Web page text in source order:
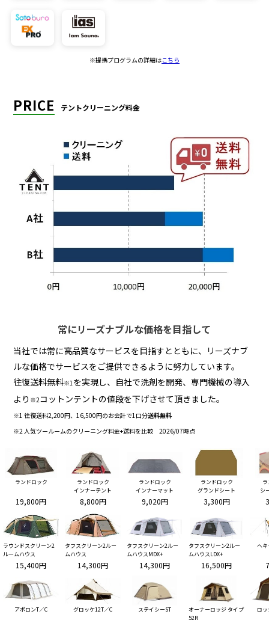
※提携プログラムの詳細はこちら
PRICE テントクリーニング料金
常にリーズナブルな価格を目指して
当社では常に高品質なサービスを目指すとともに、リーズナブ
ルな価格でサービスをご提供できるように努力しています。
往復送料無料※1を実現し、自社で洗剤を開発、専門機械の導入
より ※2コットンテントの値段を下げさせて頂きました。
※1 往復送料2,200円、16,500円のお会計で1口分送料無料
※2 人気ツールームのクリーニング料金+送料を比較 2026/07時点
ランドロック
19,800円
ランドロック
インナーテント
8,800円
ランドロック
インナーマット
9,020円
ランドロック
グランドシート
3,300円
シ
ラウンドスクリーン2
ルームハウス
15,400円
タフスクリーン2ルー
ムハウス
14,300円
タフスクリーン2ルー
ムハウスMDX+
14,300円
タフスクリーン2ルー
ムハウスLDX+
16,500円
ヘキ
アポロンT／C グロッケ12T／C ステイシーST
オーナーロッジ タイプ
52R
ロ